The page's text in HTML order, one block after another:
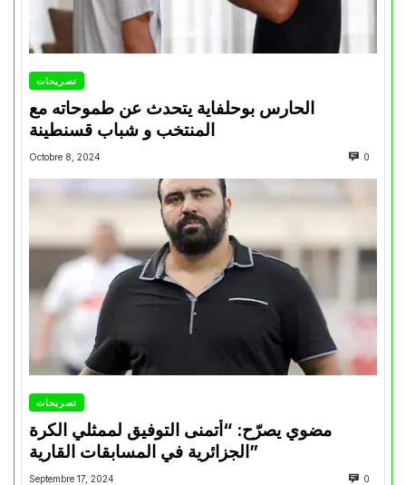
تصريحات
الحارس بوحلفاية يتحدث عن طموحاته مع
المنتخب و شباب قسنطينة
Octobre 8, 2024 0
تصريحات
مضوي يصرّح: “أتمنى التوفيق لممثلي الكرة
الجزائرية في المسابقات القارية”
Septembre 17, 2024 0